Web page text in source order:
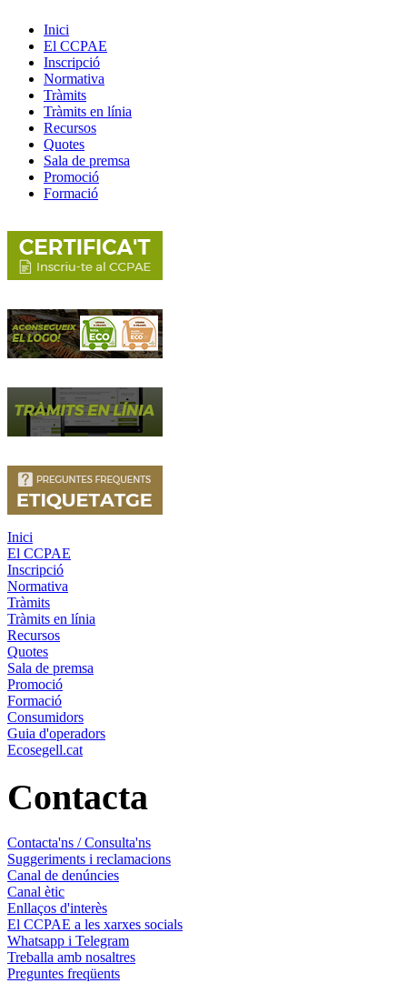
Inici
El CCPAE
Inscripció
Normativa
Tràmits
Tràmits en línia
Recursos
Quotes
Sala de premsa
Promoció
Formació
Inici
El CCPAE
Inscripció
Normativa
Tràmits
Tràmits en línia
Recursos
Quotes
Sala de premsa
Promoció
Formació
Consumidors
Guia d'operadors
Ecosegell.cat
Contacta
Contacta'ns / Consulta'ns
Suggeriments i reclamacions
Canal de denúncies
Canal ètic
Enllaços d'interès
El CCPAE a les xarxes socials
Whatsapp i Telegram
Treballa amb nosaltres
Preguntes freqüents